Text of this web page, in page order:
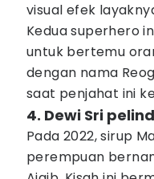
visual efek
Kedua superhero
untuk bertemu
dengan nama
saat penjahat ini
4. Dewi Sri
Pada 2022, sirup
perempuan